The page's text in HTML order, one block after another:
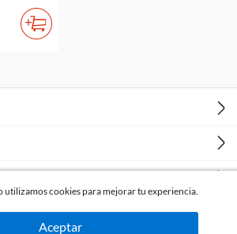
utilizamos cookies para mejorar tu experiencia.
Aceptar